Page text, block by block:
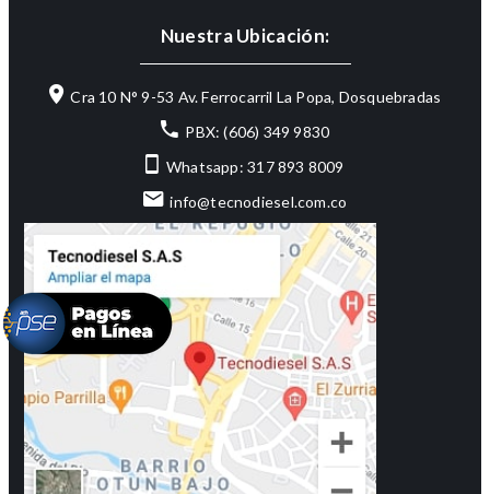
Nuestra Ubicación:
Cra 10 N° 9-53 Av. Ferrocarril La Popa, Dosquebradas
PBX: (606) 349 9830
Whatsapp: 317 893 8009
info@tecnodiesel.com.co